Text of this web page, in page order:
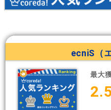
ecniS（
最大